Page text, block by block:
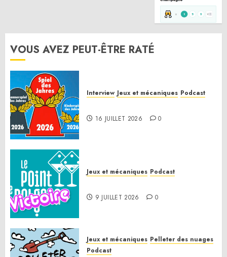
VOUS AVEZ PEUT-ÊTRE RATÉ
Interview Jeux et mécaniques Podcast
16 JUILLET 2026 0
Jeux et mécaniques Podcast
9 JUILLET 2026 0
Jeux et mécaniques Pelleter des nuages
Podcast